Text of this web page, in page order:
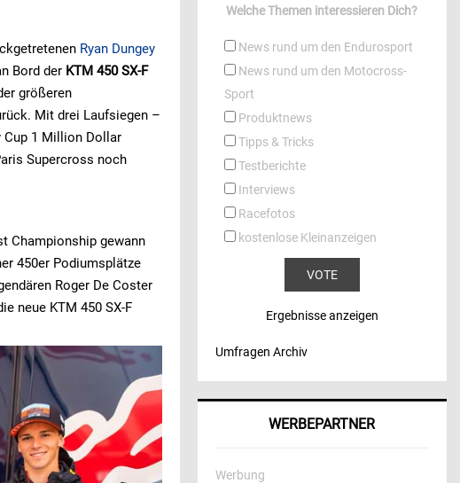
Ryan Dungey
Bord der KTM 450 SX-F
größeren
Mit drei Laufsiegen –
Cup 1 Million Dollar
Supercross noch
Championship gewann
450er Podiumsplätze
Roger De Coster
neue KTM 450 SX-F
Welche Themen interessieren Dich?
News rund um den Endurosport
News rund um den Motocross-
Sport
Produktnews
Tipps & Tricks
Testberichte
Interviews
Racefotos
kostenlose Kleinanzeigen
Ergebnisse anzeigen
Umfragen Archiv
WERBEPARTNER
Werbung